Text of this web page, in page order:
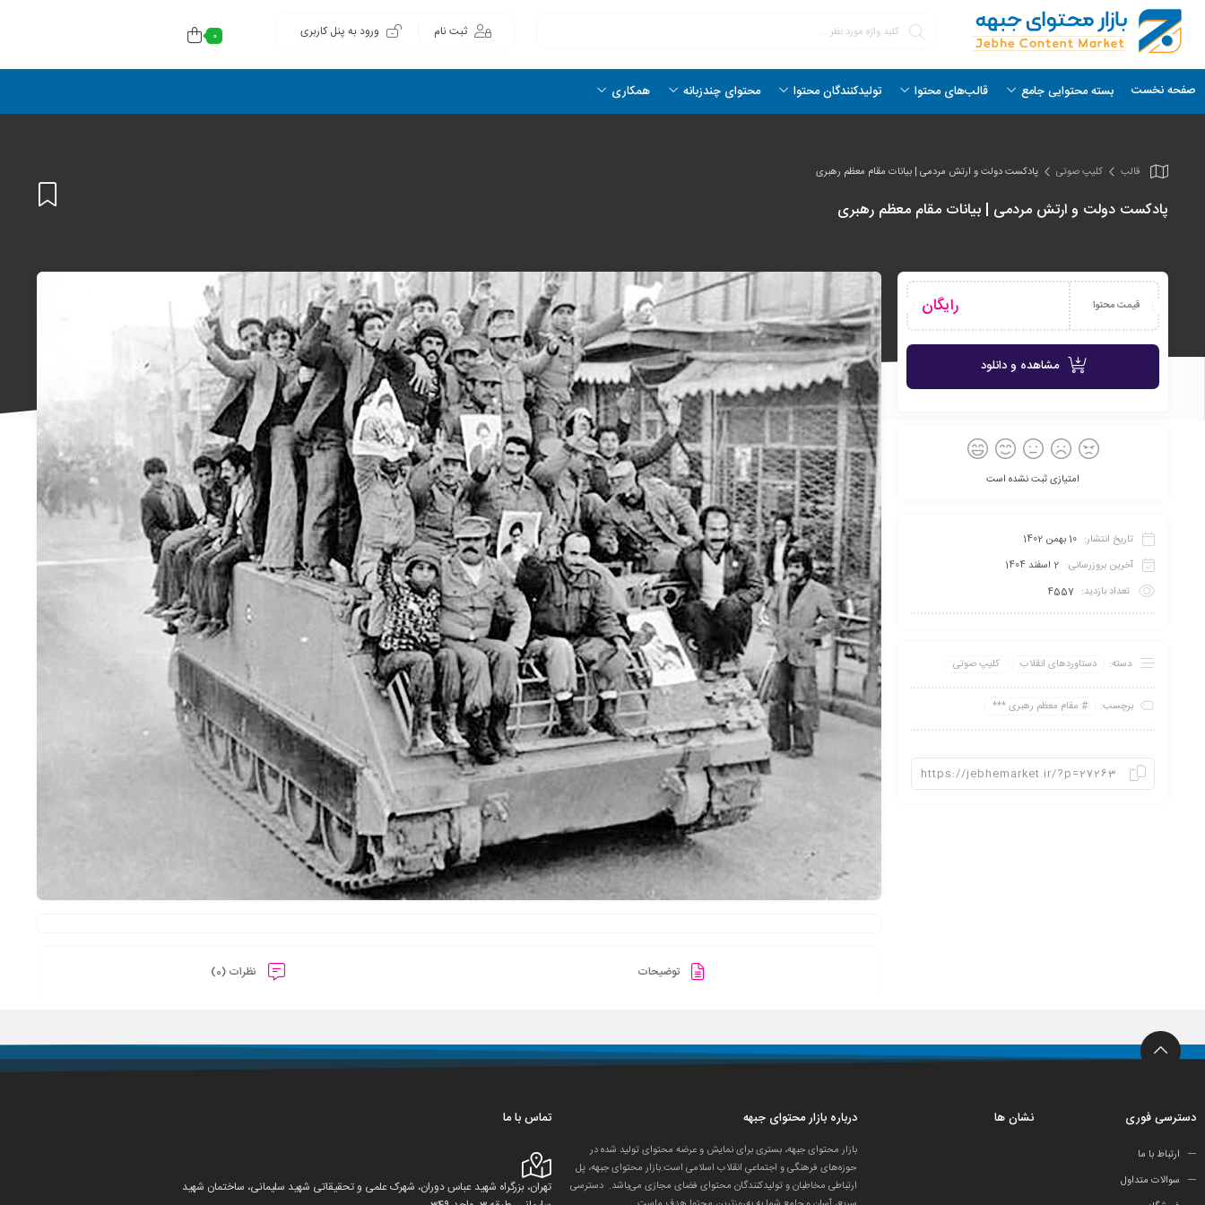
ثبت نام ورود به پنل کاربری 0
صفحه نخست بسته محتوایی جامع قالب‌های محتوا تولیدکنندگان محتوا محتوای چندزبانه همکاری
قالب کلیپ صوتی پادکست دولت و ارتش مردمی | بیانات مقام معظم رهبری
پادکست دولت و ارتش مردمی | بیانات مقام معظم رهبری
علاقه
توضیحات نظرات (0)
قیمت محتوا رایگان
مشاهده و دانلود
امتیازی ثبت نشده است
تاریخ انتشار: 10 بهمن 1402
آخرین بروزرسانی: 2 اسفند 1404
تعداد بازدید: 4557
دسته: دستاوردهای انقلاب کلیپ صوتی
برچسب: مقام معظم رهبری ***
دسترسی فوری
ارتباط با ما
سوالات متداول
نشان ها درباره بازار محتوای جبهه
بازار محتوای جبهه، بستری برای نمایش و عرضه محتوای تولید شده در
حوزه‌های فرهنگی و اجتماعیِ انقلاب اسلامی است.بازار محتوای جبهه، پل
ارتباطی مخاطبان و تولید‌کنندگان محتوای فضای مجازی می‌باشد. دسترسی
تماس با ما
تهران، بزرگراه شهید عباس دوران، شهرک علمی و تحقیقاتی شهید سلیمانی، ساختمان شهید